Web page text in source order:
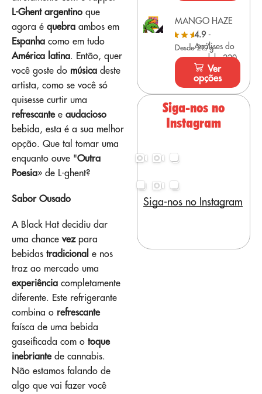
L-Ghent argentino que
agora é quebra ambos em
Espanha como em tudo
América latina. Então, quer
você goste do música deste
artista, como se você só
quisesse curtir uma
refrescantee audacioso
bebida, esta é a sua melhor
opção. Que tal tomar uma
enquanto ouve "Outra
Poesia» de L-ghent?
Sabor Ousado
A Black Hat decidiu dar
uma chancevezpara
bebidas tradicional e nos
traz ao mercado uma
experiência completamente
diferente. Este refrigerante
combina o refrescante
faísca de uma bebida
gaseificada com o toque
inebriantede cannabis.
Não estamos falando de
algo que vai fazer você
MANGO HAZE
4.9-
Análises do
modelo 220
Desde 2€/g
Ver
opções
Siga-nos no
Instagram
Siga-nos no Instagram